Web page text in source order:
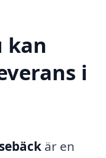
kan
i
är en